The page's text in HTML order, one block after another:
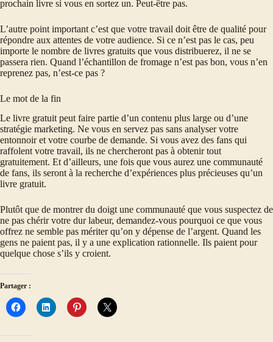
prochain livre si vous en sortez un. Peut-être pas.
L’autre point important c’est que votre travail doit être de qualité pour
répondre aux attentes de votre audience. Si ce n’est pas le cas, peu
importe le nombre de livres gratuits que vous distribuerez, il ne se
passera rien. Quand l’échantillon de fromage n’est pas bon, vous n’en
reprenez pas, n’est-ce pas ?
Le mot de la fin
Le livre gratuit peut faire partie d’un contenu plus large ou d’une
stratégie marketing. Ne vous en servez pas sans analyser votre
entonnoir et votre courbe de demande. Si vous avez des fans qui
raffolent votre travail, ils ne chercheront pas à obtenir tout
gratuitement. Et d’ailleurs, une fois que vous aurez une communauté
de fans, ils seront à la recherche d’expériences plus précieuses qu’un
livre gratuit.
Plutôt que de montrer du doigt une communauté que vous suspectez de
ne pas chérir votre dur labeur, demandez-vous pourquoi ce que vous
offrez ne semble pas mériter qu’on y dépense de l’argent. Quand les
gens ne paient pas, il y a une explication rationnelle. Ils paient pour
quelque chose s’ils y croient.
Partager :